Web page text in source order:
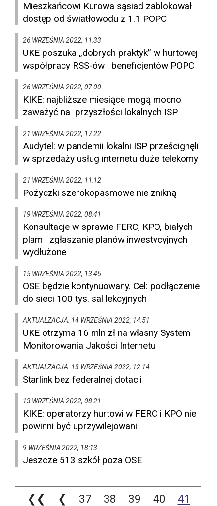
Mieszkańcowi Kurowa sąsiad zablokował
dostęp od światłowodu z 1.1 POPC
26 WRZEŚNIA 2022, 11:33
UKE poszuka „dobrych praktyk” w hurtowej
współpracy RSS-ów i beneficjentów POPC
26 WRZEŚNIA 2022, 07:00
KIKE: najbliższe miesiące mogą mocno
zaważyć na przyszłości lokalnych ISP
21 WRZEŚNIA 2022, 17:22
Audytel: w pandemii lokalni ISP prześcignęli
w sprzedaży usług internetu duże telekomy
21 WRZEŚNIA 2022, 11:12
Pożyczki szerokopasmowe nie znikną
19 WRZEŚNIA 2022, 08:41
Konsultacje w sprawie FERC, KPO, białych
plam i zgłaszanie planów inwestycyjnych
wydłużone
15 WRZEŚNIA 2022, 13:45
OSE będzie kontynuowany. Cel: podłączenie
do sieci 100 tys. sal lekcyjnych
AKTUALZACJA: 14 WRZEŚNIA 2022, 14:51
UKE otrzyma 16 mln zł na własny System
Monitorowania Jakości Internetu
AKTUALZACJA: 13 WRZEŚNIA 2022, 12:14
Starlink bez federalnej dotacji
13 WRZEŚNIA 2022, 08:21
KIKE: operatorzy hurtowi w FERC i KPO nie
powinni być uprzywilejowani
9 WRZEŚNIA 2022, 18:13
Jeszcze 513 szkół poza OSE
❮❮ ❮ 37 38 39 40
41